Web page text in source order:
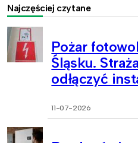
Najczęściej czytane
Pożar
Śląsku.
odłączyć
11-07-2026